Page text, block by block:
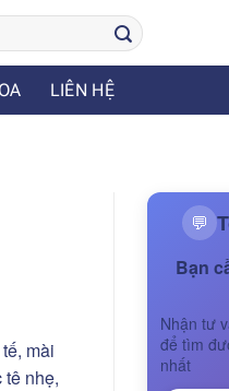
LIÊN HỆ
mài
nhẹ,
💬
Bạn
Nhận tư
để tìm
nhất